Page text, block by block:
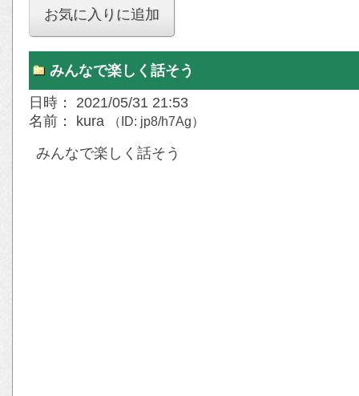
みんなで楽しく話そう
日時： 2021/05/31 21:53
名前： kura
（ID: jp8/h7Ag）
みんなで楽しく話そう